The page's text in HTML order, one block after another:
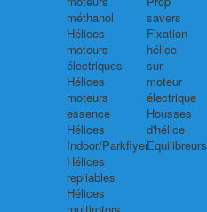
méthanol
Hélices
moteurs
électriques
Hélices
moteurs
essence
Hélices
Indoor/Parkflyer
Hélices
repliables
Hélices
multirotors
savers
Fixation
hélice
sur
moteur
électrique
Housses
d'hélice
Equilibreurs